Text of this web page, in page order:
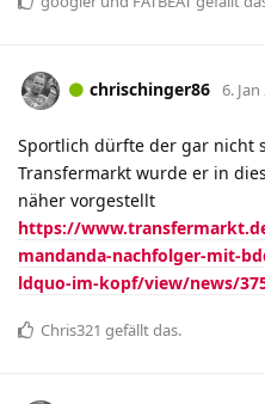
chrischinger86 6. Jan
Sportlich dürfte der gar nicht
Transfermarkt wurde er in
näher vorgestellt
https://
mandanda-nachfolger-mit-
ldquo-im-kopf/view/news/
Chris321 gefällt das.